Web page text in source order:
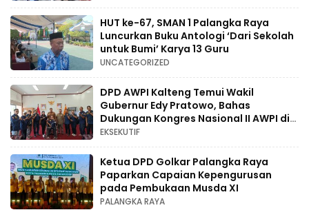
HUT ke-67, SMAN 1 Palangka Raya
Luncurkan Buku Antologi ‘Dari Sekolah
untuk Bumi’ Karya 13 Guru
UNCATEGORIZED
DPD AWPI Kalteng Temui Wakil
Gubernur Edy Pratowo, Bahas
Dukungan Kongres Nasional II AWPI di
Kalimantan Tengah
EKSEKUTIF
Ketua DPD Golkar Palangka Raya
Paparkan Capaian Kepengurusan
pada Pembukaan Musda XI
PALANGKA RAYA